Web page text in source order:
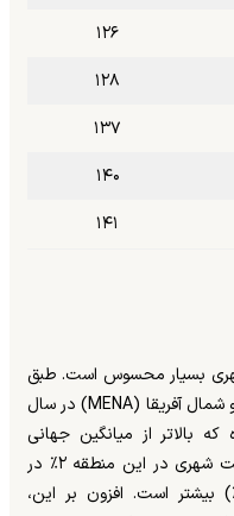
۱۲۶
۱۲۸
۱۳۷
۱۴۰
۱۴۱
شهری بسیار محسوس است. طبق
داده‌های بانک جهانی، منطقه خاورمیانه و شمال آفریقا (MENA) در سال
بوده که بالاتر از میانگین جهانی
(۵۷.۳٪) است. همچنین نرخ رشد جمعیت شهری در این منطقه ۲٪ در
بوده که از میانگین جهانی (۱.۷٪) بیشتر است. افزون بر این،